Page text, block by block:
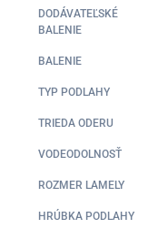
DODÁVATEĽSKÉ
BALENIE
BALENIE
TYP PODLAHY
TRIEDA ODERU
VODEODOLNOSŤ
ROZMER LAMELY
HRÚBKA PODLAHY